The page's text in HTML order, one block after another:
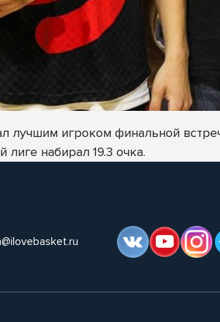
лучшим игроком финальной
набирал 19.3 очка.